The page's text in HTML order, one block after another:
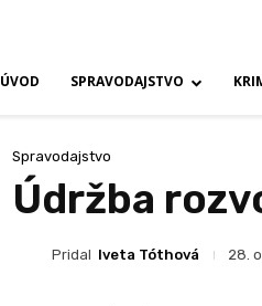
ÚVOD SPRAVODAJSTVO
Spravodajstvo
Údržba
Pridal Iveta Tóthová 28.